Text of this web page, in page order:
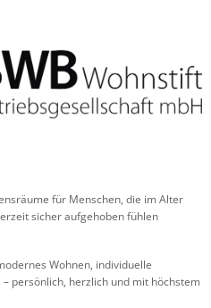
für Menschen, die im Alter
sicher aufgehoben fühlen
Wohnen, individuelle
persönlich, herzlich und mit höchstem